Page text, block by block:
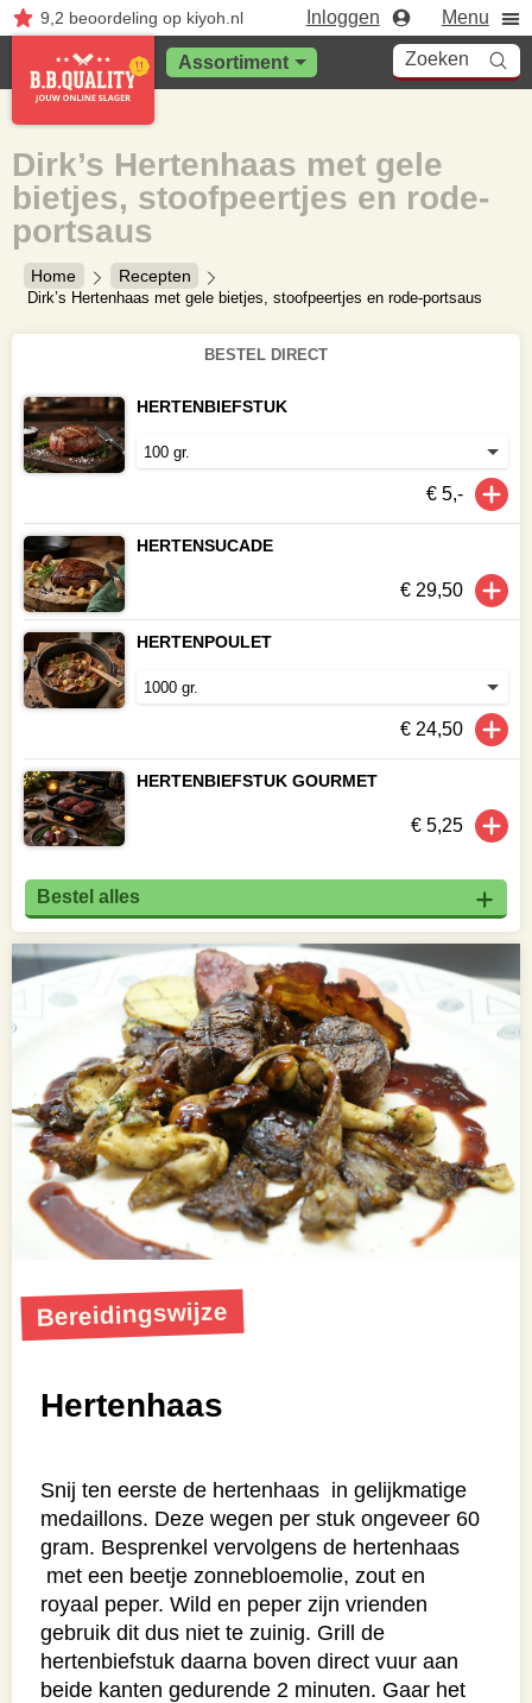
9,2 beoordelingop kiyoh.nl Inloggen Menu
Assortiment Zoeken
Home Recepten
Dirk’s Hertenhaas met gele bietjes, stoofpeertjes en rode-portsaus
Dirk’s Hertenhaas met gele
bietjes, stoofpeertjes en rode-
portsaus
Bereidingswijze
Hertenhaas
Snij ten eerste de hertenhaas in gelijkmatige
medaillons. Deze wegen per stuk ongeveer 60
gram. Besprenkel vervolgens de hertenhaas
met een beetje zonnebloemolie, zout en
royaal peper. Wild en peper zijn vrienden
gebruik dit dus niet te zuinig. Grill de
hertenbiefstuk daarna boven direct vuur aan
beide kanten gedurende 2 minuten. Gaar het
BESTEL DIRECT
HERTENBIEFSTUK
€ 5,-
HERTENSUCADE
€ 29,50
HERTENPOULET
€ 24,50
HERTENBIEFSTUK GOURMET
€ 5,25
Bestel alles